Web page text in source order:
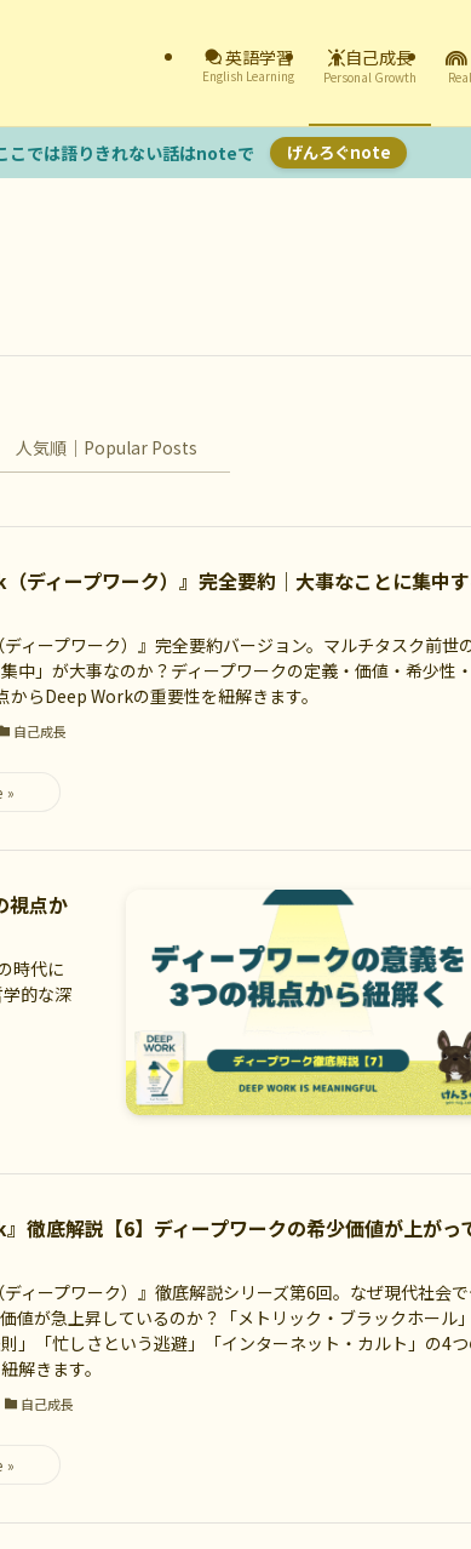
英語学習
English Learning
自己成長
Personal Growth
こでは語りきれない話はnoteで げんろぐnote
人気順｜Popular Posts
（ディープワーク）』完全要約｜大事なことに集中
ディープワーク）』完全要約バージョン。マルチタスク前世
中」が大事なのか？ディープワークの定義・価値・希少性・
からDeep Workの重要性を紐解きます。
自己成長
視点か
時代に
的な深
』徹底解説【6】ディープワークの希少価値が上がっ
ディープワーク）』徹底解説シリーズ第6回。なぜ現代社会
値が急上昇しているのか？「メトリック・ブラックホール」
則」「忙しさという逃避」「インターネット・カルト」の4
解きます。
自己成長